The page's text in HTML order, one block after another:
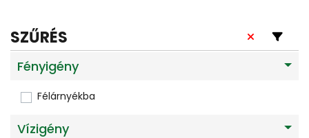
SZŰRÉS
Fényigény
Félárnyékba
Vízigény